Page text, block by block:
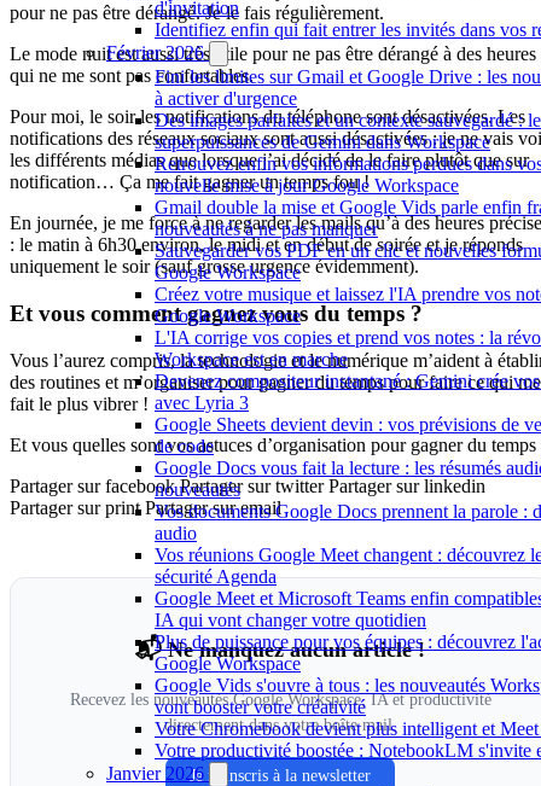
d'invitation
Identifiez enfin qui fait entrer les invités dans vos
Février 2026
Fini les limites sur Gmail et Google Drive : les
à activer d'urgence
Des images parfaites et un contexte sauvegardé :
superpuissances de Gemini dans Workspace
Retrouvez enfin vos informations perdues dans
nouvelle mise à jour Google Workspace
Gmail double la mise et Google Vids parle enfin
nouveautés à ne pas manquer
Sauvegarder vos PDF en un clic et nouvelles
Google Workspace
Créez votre musique et laissez l'IA prendre vos
Google Workspace
L'IA corrige vos copies et prend vos notes : la
Workspace est en marche
Devenez compositeur instantané : Gemini crée
avec Lyria 3
Google Sheets devient devin : vos prévisions de
de code
Google Docs vous fait la lecture : les résumés
nouveautés
Vos documents Google Docs prennent la parole :
audio
Vos réunions Google Meet changent : découvrez
sécurité Agenda
Google Meet et Microsoft Teams enfin
IA qui vont changer votre quotidien
Plus de puissance pour vos équipes : découvrez
Google Workspace
Google Vids s'ouvre à tous : les nouveautés
vont booster votre créativité
Votre Chromebook devient plus intelligent et
Votre productivité boostée : NotebookLM s'invite
Janvier 2026
pour ne pas être dérangé. Je le fais régulièrement.
Le mode nuit est aussi très utile pour ne pas être dérangé à des heures
qui ne me sont pas confortables.
Pour moi, le soir les notifications du téléphone sont désactivées. Les
notifications des réseaux sociaux sont aussi désactivées : je ne vais
les différents médias que lorsque j’ai décidé de le faire plutôt que sur
notification… Ça me fait gagner un temps fou !
En journée, je me force à ne regarder les mails qu’à des heures
: le matin à 6h30 environ, le midi et en début de soirée et je réponds
uniquement le soir (sauf grosse urgence évidemment).
Et vous comment gagnez vous du temps ?
Vous l’aurez compris, la technologie et le numérique m’aident à
des routines et m’organiser pour gagner du temps pour faire ce qui me
fait le plus vibrer !
Et vous quelles sont vos astuces d’organisation pour gagner du temps
Partager sur facebook Partager sur twitter Partager sur linkedin
Partager sur print Partager sur email
📬 Ne manquez aucun article !
Recevez les nouveautés Google Workspace, IA et productivité
directement dans votre boîte mail.
Je m'inscris à la newsletter